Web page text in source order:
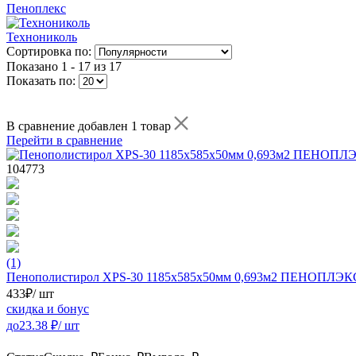
Пеноплекс
Технониколь
Сортировка по:
Показано 1 - 17 из 17
Показать по:
В сравнение добавлен 1 товар
Перейти в сравнение
104773
(1)
Пенополистирол XPS-30 1185х585х50мм 0,693м2
433₽/ шт
скидка и бонус
до23.38 ₽/ шт